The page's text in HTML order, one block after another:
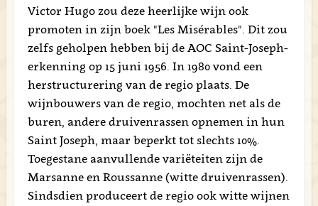
Victor Hugo zou deze heerlijke wijn ook
promoten in zijn boek "Les Misérables". Dit zou
zelfs geholpen hebben bij de AOC Saint-Joseph-
erkenning op 15 juni 1956. In 1980 vond een
herstructurering van de regio plaats. De
wijnbouwers van de regio, mochten net als de
buren, andere druivenrassen opnemen in hun
Saint Joseph, maar beperkt tot slechts 10%.
Toegestane aanvullende variëteiten zijn de
Marsanne en Roussanne (witte druivenrassen).
Sindsdien produceert de regio ook witte wijnen